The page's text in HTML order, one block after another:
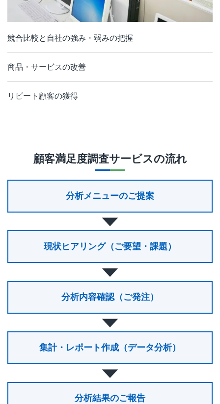
競合比較と自社の強み・弱みの把握
商品・サービスの改善
リピート顧客の獲得
顧客満足度調査サービスの流れ
分析メニューのご提案
現状ヒアリング（ご要望・課題）
分析内容確認（ご発注）
集計・レポート作成（データ分析）
分析結果のご報告